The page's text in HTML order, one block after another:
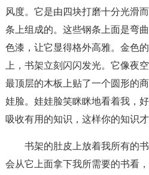
风度。它是由四块打磨十分光滑
条上组成的。这些钢条上面是弯
色漆，让它显得格外高雅。金色
上，书架立刻闪闪发光。它像夜
最顶层的木板上贴了一个圆形的
娃脸。娃娃脸笑眯眯地看着我，
吸收有用的知识，这样你的知识才
书架的肚皮上放着我所有的
会从它上面拿下我所需要的书看